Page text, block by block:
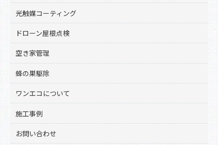
光触媒コーティング
ドローン屋根点検
空き家管理
蜂の巣駆除
ワンエコについて
施工事例
お問い合わせ